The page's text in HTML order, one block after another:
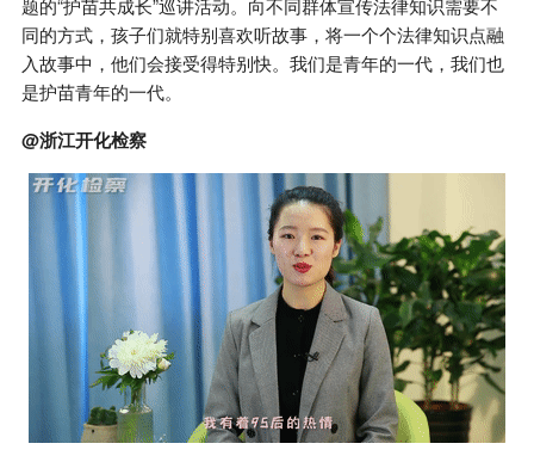
题的“护苗共成长”巡讲活动。向不同群体宣传法律知识需要不
同的方式，孩子们就特别喜欢听故事，将一个个法律知识点融
入故事中，他们会接受得特别快。我们是青年的一代，我们也
是护苗青年的一代。
@浙江开化检察